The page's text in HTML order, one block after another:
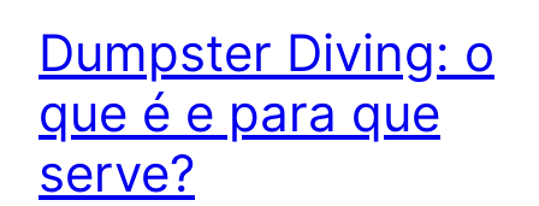
Dumpster Diving: o
que é e para que
serve?